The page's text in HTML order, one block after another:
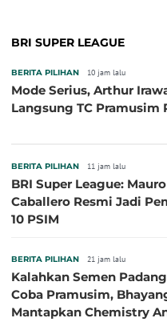
BRI SUPER LEAGUE
BERITA PILIHAN 10 jam lalu
Mode Serius, Arthur
Langsung TC Pramusim
BERITA PILIHAN 11 jam lalu
BRI Super League: Mauro
Caballero Resmi Jadi
10 PSIM
BERITA PILIHAN 21 jam lalu
Kalahkan Semen
Coba Pramusim,
Mantapkan Chemistry